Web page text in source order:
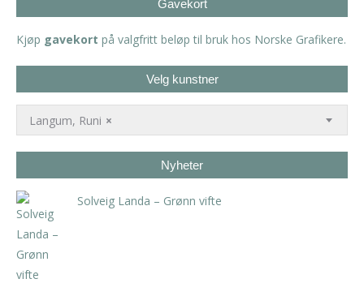
Gavekort
Kjøp gavekort på valgfritt beløp til bruk hos Norske Grafikere.
Velg kunstner
×
Langum, Runi
Nyheter
Solveig Landa – Grønn vifte